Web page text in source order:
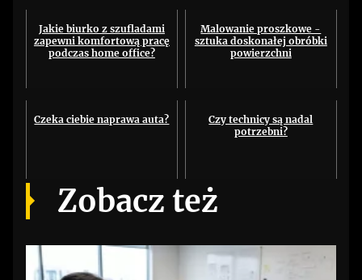
Jakie biurko z szufladami
zapewni komfortową pracę
podczas home office?
Malowanie proszkowe -
sztuka doskonałej obróbki
powierzchni
Czeka ciebie naprawa auta?
Czy technicy są nadal
potrzebni?
Zobacz też